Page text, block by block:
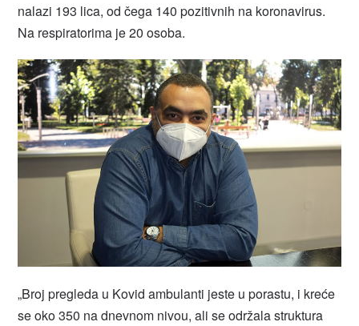
nalazi 193 lica, od čega 140 pozitivnih na koronavirus.
Na respiratorima je 20 osoba.
„Broj pregleda u Kovid ambulanti jeste u porastu, i kreće
se oko 350 na dnevnom nivou, ali se održala struktura